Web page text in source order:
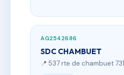
AG2542686
SDC CHAMBUET
📍 537 rte de chambuet